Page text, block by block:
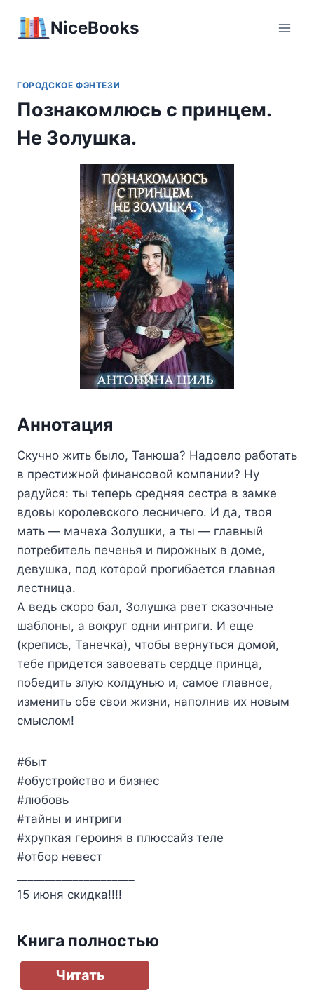
NiceBooks
ГОРОДСКОЕ ФЭНТЕЗИ
Познакомлюсь с принцем.
Не Золушка.
Аннотация
Скучно жить было, Танюша? Надоело работать
в престижной финансовой компании? Ну
радуйся: ты теперь средняя сестра в замке
вдовы королевского лесничего. И да, твоя
мать — мачеха Золушки, а ты — главный
потребитель печенья и пирожных в доме,
девушка, под которой прогибается главная
лестница.
А ведь скоро бал, Золушка рвет сказочные
шаблоны, а вокруг одни интриги. И еще
(крепись, Танечка), чтобы вернуться домой,
тебе придется завоевать сердце принца,
победить злую колдунью и, самое главное,
изменить обе свои жизни, наполнив их новым
смыслом!
#быт
#обустройство и бизнес
#любовь
#тайны и интриги
#хрупкая героиня в плюссайз теле
#отбор невест
15 июня скидка!!!!
Книга полностью
Читать